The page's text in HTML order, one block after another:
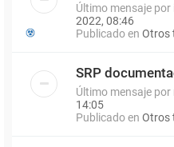
Último mensaje por
2022, 08:46
Publicado en Otros
SRP
Último mensaje por
14:05
Publicado en Otros